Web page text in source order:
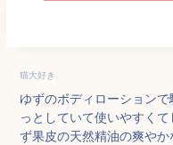
猫大好き
ゆずのボディローション
っとしていて使いやすく
ず果皮の天然精油の爽やか